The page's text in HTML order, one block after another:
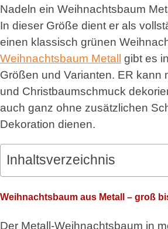
Nadeln ein Weihnachtsbaum
In dieser Größe dient er als
einen klassisch grünen
Weihnachtsbaum Metall
gibt es
Größen und Varianten. ER kann
und Christbaumschmuck
auch ganz ohne zusätzlichen
Dekoration dienen.
Inhaltsverzeichnis
Weihnachtsbaum aus Metall – groß
Der Metall-Weihnachtsbaum in